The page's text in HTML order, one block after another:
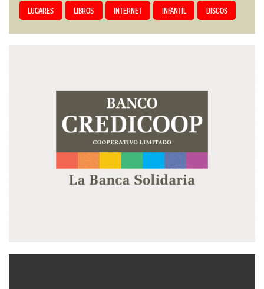
LUGARES LIBROS INTERNET INFANTIL DISCOS